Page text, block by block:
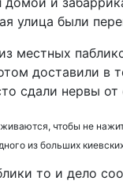
были
доставили
сдали нервы от
чтобы не
из больших
то и дело